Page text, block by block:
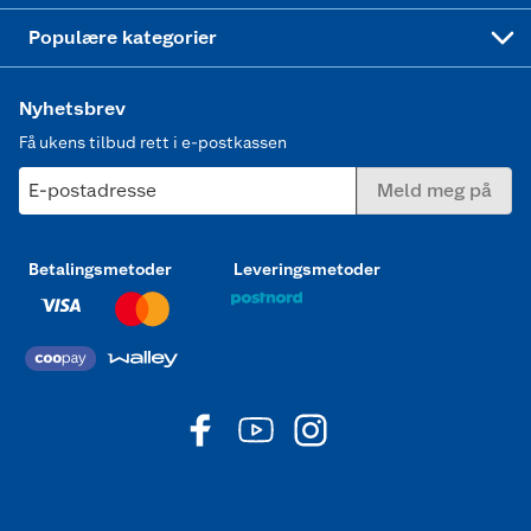
Populære kategorier
Nyhetsbrev
Få ukens tilbud rett i e-postkassen
E-postadresse Meld meg på
Betalingsmetoder Leveringsmetoder